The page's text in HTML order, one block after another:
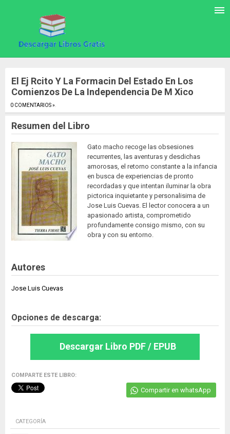
El Ej Rcito Y La Formacin Del Estado En Los
Comienzos De La Independencia De M Xico
0 COMENTARIOS ».
Resumen del Libro
Gato macho recoge las obsesiones
recurrentes, las aventuras y desdichas
amorosas, el retorno constante a la infancia
en busca de experiencias de pronto
recordadas y que intentan iluminar la obra
pictorica inquietante y personalisima de
Jose Luis Cuevas. El lector conocera a un
apasionado artista, comprometido
profundamente consigo mismo, con su
obra y con su entorno.
Autores
Jose Luis Cuevas
Opciones de descarga:
Descargar Libro PDF / EPUB
COMPARTE ESTE LIBRO:
Compartir en whatsApp
CATEGORÍA